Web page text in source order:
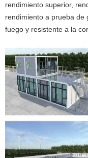
rendimiento superior,
rendimiento a prueba de
fuego y resistente a la